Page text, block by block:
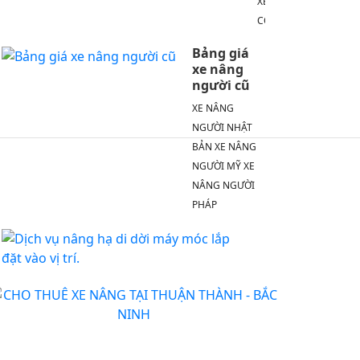
CONTAINER
Bảng giá
xe nâng
người cũ
XE NÂNG
NGƯỜI NHẬT
BẢN XE NÂNG
NGƯỜI MỸ XE
NÂNG NGƯỜI
PHÁP
hạ
di